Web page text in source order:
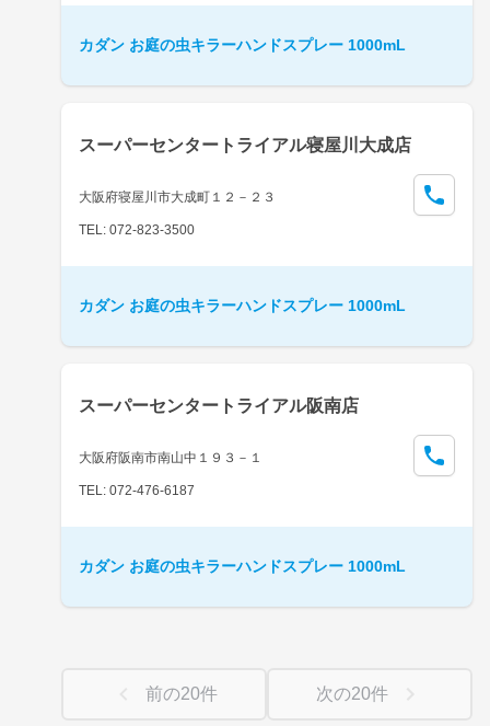
カダン お庭の虫キラーハンドスプレー 1000mL
スーパーセンタートライアル寝屋川大成店
大阪府寝屋川市大成町１２－２３
TEL: 072-823-3500
カダン お庭の虫キラーハンドスプレー 1000mL
スーパーセンタートライアル阪南店
大阪府阪南市南山中１９３－１
TEL: 072-476-6187
カダン お庭の虫キラーハンドスプレー 1000mL
前の20件 次の20件